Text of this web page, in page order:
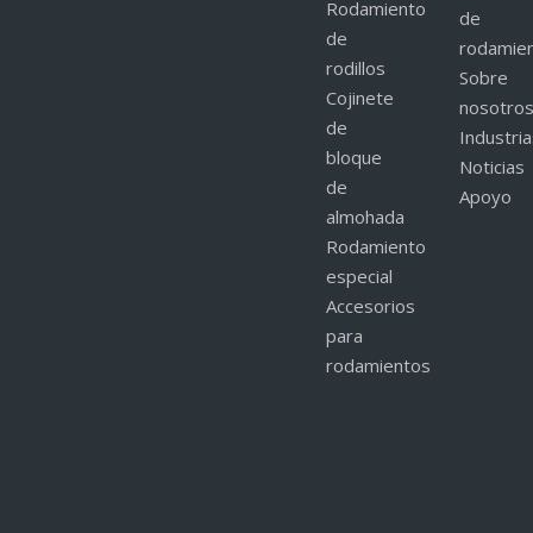
Rodamiento
de
rodillos
Cojinete
de
bloque
de
almohada
Rodamiento
especial
Accesorios
para
rodamientos
de
Sobre
nosotros
Noticias
Apoyo